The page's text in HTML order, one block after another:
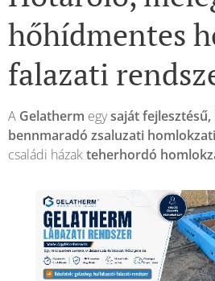
hőhídmentes
falazati
A Gelatherm egysaját
bennmaradó zsaluzati
családi házakteherhordó